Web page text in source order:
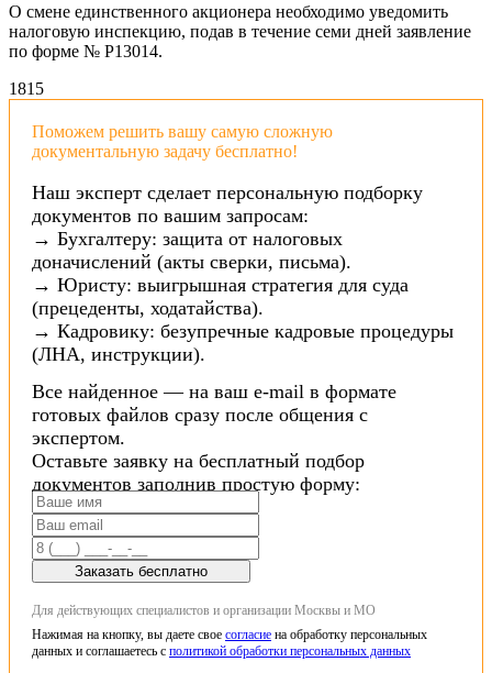
О смене единственного акционера необходимо уведомить
налоговую инспекцию, подав в течение семи дней заявление
по форме № Р13014.
1815
Поможем решить вашу самую сложную
документальную задачу бесплатно!
Наш эксперт сделает персональную подборку
документов по вашим запросам:
→ Бухгалтеру: защита от налоговых
доначислений (акты сверки, письма).
→ Юристу: выигрышная стратегия для суда
(прецеденты, ходатайства).
→ Кадровику: безупречные кадровые процедуры
(ЛНА, инструкции).
Все найденное — на ваш e-mail в формате
готовых файлов сразу после общения с
экспертом.
Оставьте заявку на бесплатный подбор
документов заполнив простую форму:
Заказать бесплатно
Для действующих специалистов и организации Москвы и МО
Нажимая на кнопку, вы даете свое согласие на обработку персональных
данных и соглашаетесь с политикой обработки персональных данных